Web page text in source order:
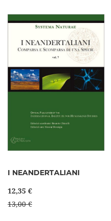
I NEANDERTALIANI
12,35 €
13,00 €